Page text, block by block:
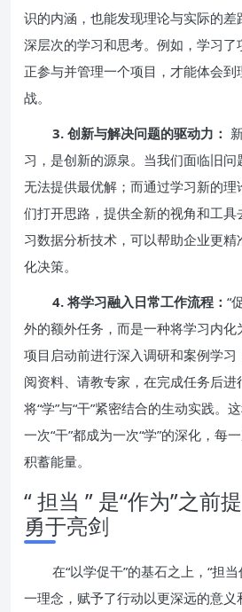
识的内涵，也能发现理论与实际的
深层次的学习和思考。例如，学习
正参与并管理一个项目，才能体会
战。
3. 创新与解决问题的驱动力：
习，是创新的源泉。当我们面临旧
无法提供最优解；而通过学习新的
们打开思路，提供全新的视角和工
习数据分析技术，可以帮助企业更
化决策。
4. 将学习融入日常工作流程： “
外的额外任务，而是一种将学习内
项目启动前进行深入调研和案例学
阅资料、请教专家，在完成任务后
将“学”与“干”紧密结合的生动实践。
一次“干”都成为一次“学”的深化，每
积蓄能量。
“ 担当 ” 是“作为”之前
勇于亮剑
在“以学促干”的基石之上，“担
一理念，赋予了行动以更深远的意